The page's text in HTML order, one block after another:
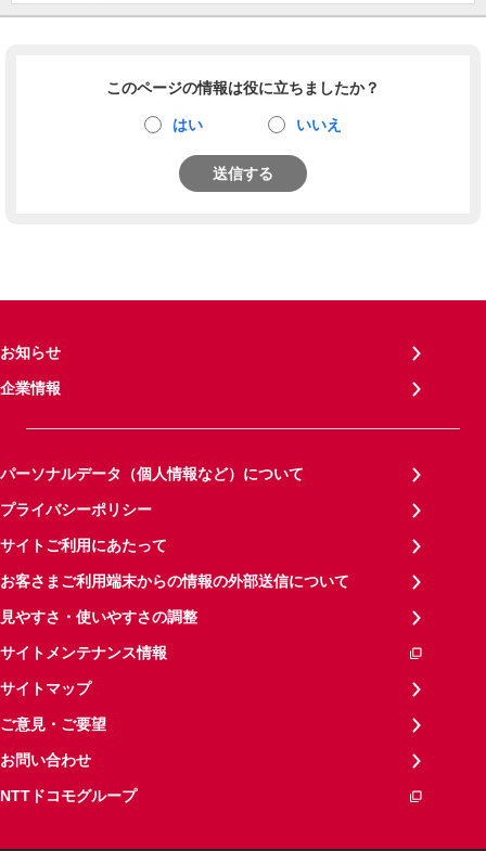
このページの情報は役に立ちましたか？
はい いいえ
送信する
お知らせ
企業情報
パーソナルデータ（個人情報など）について
プライバシーポリシー
サイトご利用にあたって
お客さまご利用端末からの情報の外部送信について
見やすさ・使いやすさの調整
サイトメンテナンス情報
サイトマップ
ご意見・ご要望
お問い合わせ
NTTドコモグループ